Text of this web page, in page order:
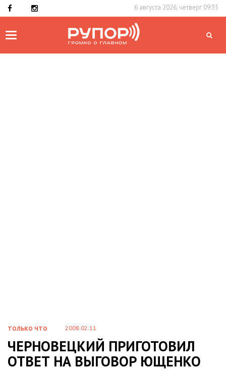
6 августа 2026, четверг 09:35
Toggle
ТОЛЬКО ЧТО 2008.02.11
ЧЕРНОВЕЦКИЙ ПРИГОТОВИЛ
ОТВЕТ НА ВЫГОВОР ЮЩЕНКО